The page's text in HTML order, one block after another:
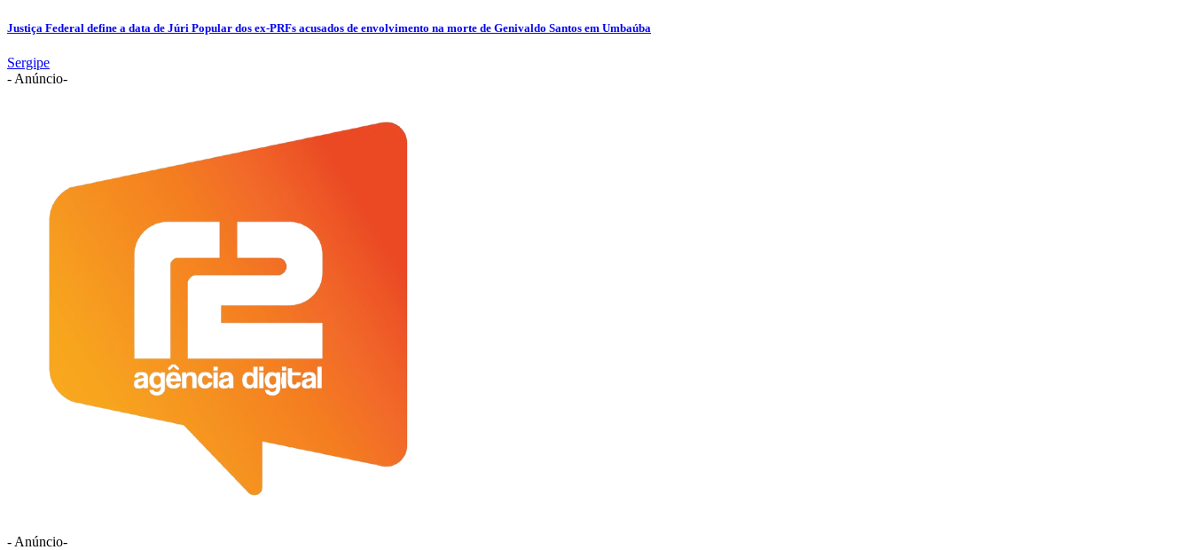
Justiça Federal define a data de Júri Popular dos ex-PRFs acusados de envolvimento na morte de Genivaldo Santos em Umbaúba
Sergipe
- Anúncio-
- Anúncio-